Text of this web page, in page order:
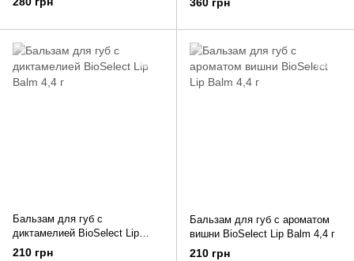
Бальзам для губ c
диктамелией BioSelect Lip
Balm 4,4 г
210 грн
Бальзам для губ c ароматом
вишни BioSelect Lip Balm 4,4 г
210 грн